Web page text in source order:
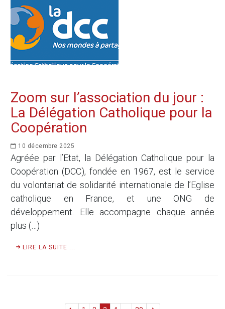
Zoom sur l’association du jour :
La Délégation Catholique pour la
Coopération
10 décembre 2025
Agréée par l’Etat, la Délégation Catholique pour la
Coopération (DCC), fondée en 1967, est le service
du volontariat de solidarité internationale de l’Eglise
catholique en France, et une ONG de
développement. Elle accompagne chaque année
plus (…)
LIRE LA SUITE ...